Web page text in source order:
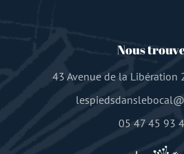
Nous
43 Avenue de la Libération
05 47 45 93